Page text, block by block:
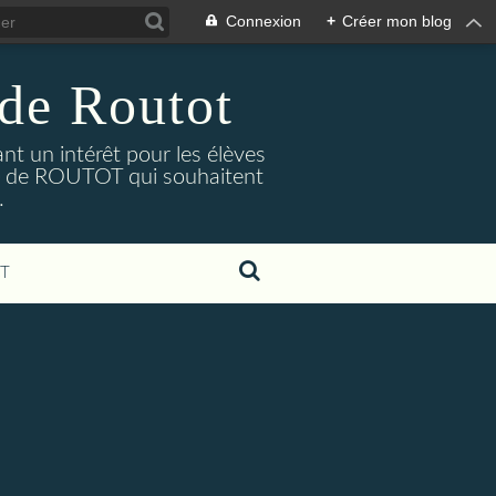
Connexion + Créer mon blog
Routot
un intérêt pour les élèves
de ROUTOT qui souhaitent